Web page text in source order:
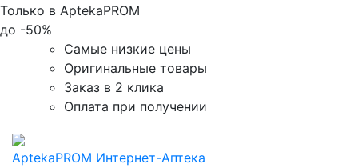
Только в AptekaPROM
до -50%
Самые низкие цены
Оригинальные товары
Заказ в 2 клика
Оплата при получении
AptekaPROM Интернет-Аптека